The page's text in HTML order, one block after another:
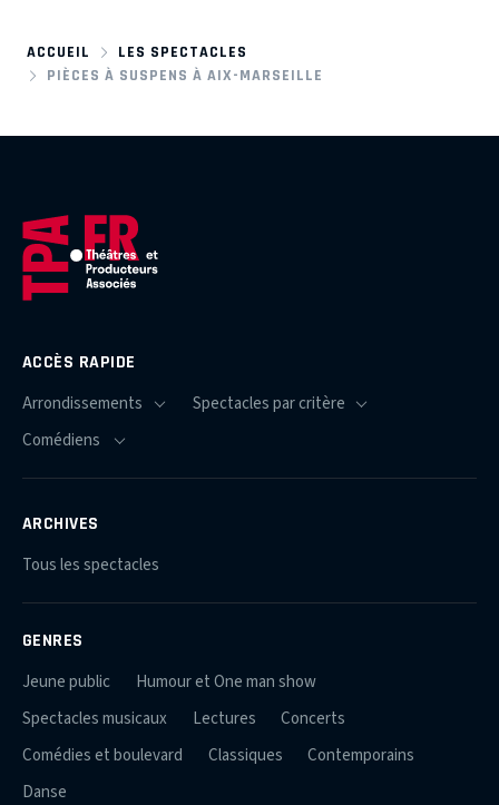
ACCUEIL
LES SPECTACLES
PIÈCES À SUSPENS À AIX-MARSEILLE
ACCÈS RAPIDE
ARCHIVES
Tous les spectacles
GENRES
Jeune public
Humour et One man show
Spectacles musicaux
Lectures
Concerts
Comédies et boulevard
Classiques
Contemporains
Danse